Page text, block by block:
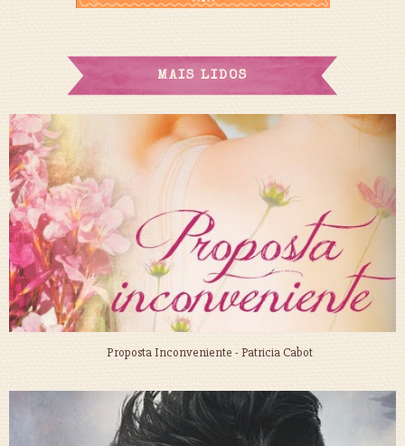
MAIS LIDOS
Proposta Inconveniente - Patricia Cabot